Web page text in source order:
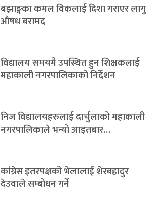
बझाङ्गका कमल विकलाई दिशा गराएर लागु
औषध बरामद
विद्यालय समयमै उपस्थित हुन शिक्षकलाई
महाकाली नगरपालिकाको निर्देशन
निज विद्यालयहरुलाई दार्चुलाको महाकाली
नगरपालिकाले भन्यो आइतबार…
कांग्रेस इतरपक्षको भेलालाई शेरबहादुर
देउवाले सम्बोधन गर्ने